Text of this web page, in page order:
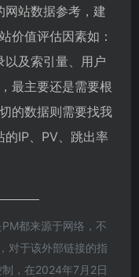
网站数据参考，建
价值评估因素如：
以及索引量、用户
最主要还是需要根
的数据则需要找我
IP、PV、跳出率
都来源于网络，不
对于该外部链接的指
，在2024年7月2日